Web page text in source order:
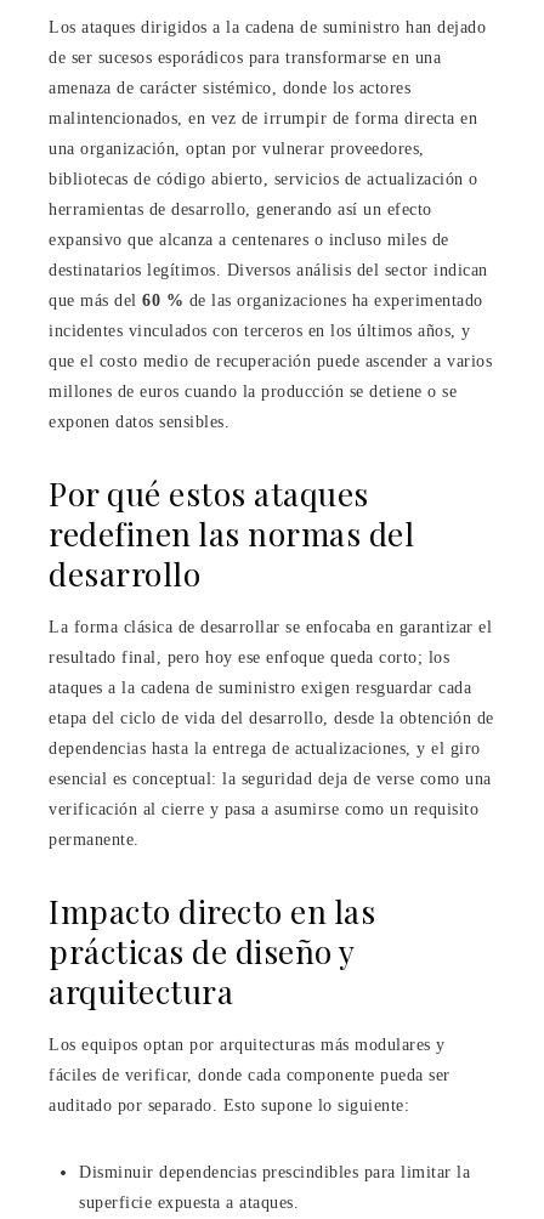
Los ataques dirigidos a la cadena de suministro han dejado
de ser sucesos esporádicos para transformarse en una
amenaza de carácter sistémico, donde los actores
malintencionados, en vez de irrumpir de forma directa en
una organización, optan por vulnerar proveedores,
bibliotecas de código abierto, servicios de actualización o
herramientas de desarrollo, generando así un efecto
expansivo que alcanza a centenares o incluso miles de
destinatarios legítimos. Diversos análisis del sector indican
que más del 60 % de las organizaciones ha experimentado
incidentes vinculados con terceros en los últimos años, y
que el costo medio de recuperación puede ascender a varios
millones de euros cuando la producción se detiene o se
exponen datos sensibles.
Por qué estos ataques
redefinen las normas del
desarrollo
La forma clásica de desarrollar se enfocaba en garantizar el
resultado final, pero hoy ese enfoque queda corto; los
ataques a la cadena de suministro exigen resguardar cada
etapa del ciclo de vida del desarrollo, desde la obtención de
dependencias hasta la entrega de actualizaciones, y el giro
esencial es conceptual: la seguridad deja de verse como una
verificación al cierre y pasa a asumirse como un requisito
permanente.
Impacto directo en las
prácticas de diseño y
arquitectura
Los equipos optan por arquitecturas más modulares y
fáciles de verificar, donde cada componente pueda ser
auditado por separado. Esto supone lo siguiente:
Disminuir dependencias prescindibles para limitar la
superficie expuesta a ataques.